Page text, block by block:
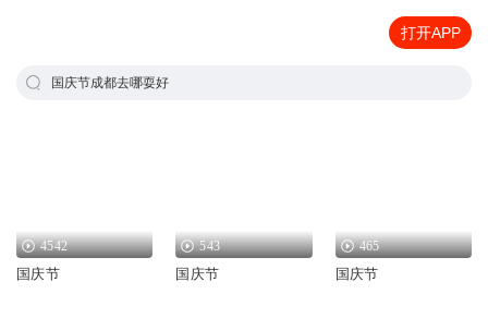
打开APP
国庆节成都去哪耍好
4542
国庆节
543
国庆节
465
国庆节